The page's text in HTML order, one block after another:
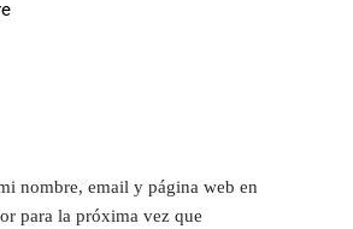
nombre, email y página web en
para la próxima vez que